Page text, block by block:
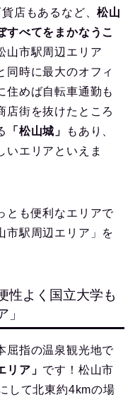
店もあるなど、松山
すべてをまかなうこ
山市駅周辺エリア
同時に最大のオフィ
住めば自転車通勤も
店街を抜けたところ
「松山城」
もあり、
いエリアといえま
とも便利なエリアで
市駅周辺エリア」を
性よく国立大学も
屈指の温泉観光地で
リア」 です！松山市
して北東約4kmの場